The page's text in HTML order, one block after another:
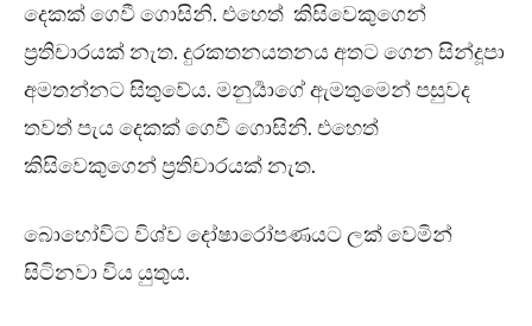
දෙකක් ගෙවී ගොසිනි. එහෙත් කිසිවෙකුගෙන්
ප්‍රතිචාරයක් නැත. දුරකතනයතනය අතට ගෙන සින්දූපා
අමතන්නට සිතුවේය. මනුර්‍යාගේ ඇමතුමෙන් පසුවද
තවත් පැය දෙකක් ගෙවී ගොසිනි. එහෙත්
කිසිවෙකුගෙන් ප්‍රතිචාරයක් නැත.
බොහෝවිට විශ්ව දෝෂාරෝපණයට ලක් වෙමින්
සිටිනවා විය යුතුය.